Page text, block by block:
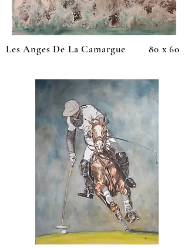
Les Anges De La Camargue 80 x 60